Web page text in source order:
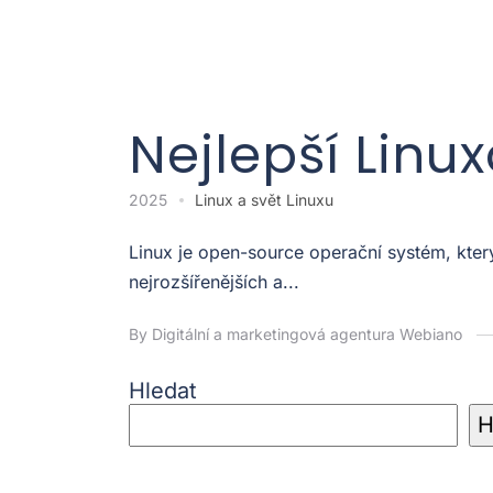
Nejlepší
2025 Linux a svět Linuxu
Linux je open-source operační systém,
nejrozšířenějších a...
By Digitální a marketingová agentura Webiano
Hledat